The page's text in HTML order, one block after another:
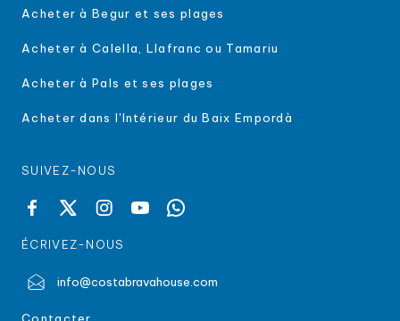
Acheter à Begur et ses plages
Acheter à Calella, Llafranc ou Tamariu
Acheter à Pals et ses plages
Acheter dans l'Intérieur du Baix Empordà
SUIVEZ-NOUS
ÉCRIVEZ-NOUS
info@costabravahouse.com